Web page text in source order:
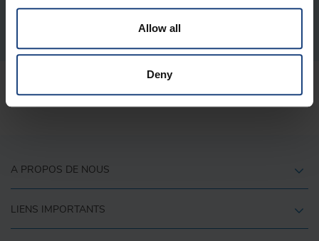
Allow all
Deny
A PROPOS DE NOUS
LIENS IMPORTANTS